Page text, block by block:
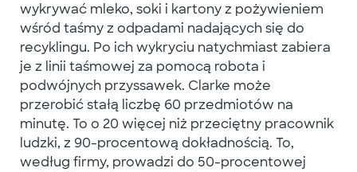
wykrywać mleko, soki i kartony z pożywieniem
wśród taśmy z odpadami nadających się do
recyklingu. Po ich wykryciu natychmiast zabiera
je z linii taśmowej za pomocą robota i
podwójnych przyssawek. Clarke może
przerobić stałą liczbę 60 przedmiotów na
minutę. To o 20 więcej niż przeciętny pracownik
ludzki, z 90-procentową dokładnością. To,
według firmy, prowadzi do 50-procentowej